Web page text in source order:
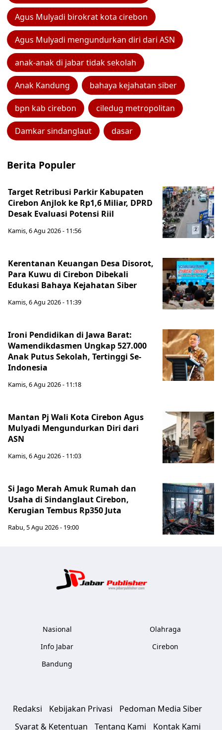
Agus Mulyadi birokrat kota cirebon
Agus Mulyadi mengundurkan diri dari ASN
anak-anak di jabar tidak sekolah
Anak Kandung bahaya kejahatan siber
bpn kab cirebon ciledug metropolitan
Damkar sindanglaut dasar
Berita Populer
Target Retribusi Parkir Kabupaten
Cirebon Anjlok ke Rp1,6 Miliar, DPRD
Desak Evaluasi Potensi Riil
Kamis, 6 Agu 2026 - 11:56
Kerentanan Keuangan Desa Disorot,
Para Kuwu di Cirebon Dibekali
Edukasi Bahaya Kejahatan Siber
Kamis, 6 Agu 2026 - 11:39
Ironi Pendidikan di Jawa Barat:
Wamendikdasmen Ungkap 527.000
Anak Putus Sekolah, Tertinggi Se-
Indonesia
Kamis, 6 Agu 2026 - 11:18
Mantan Pj Wali Kota Cirebon Agus
Mulyadi Mengundurkan Diri dari
ASN
Kamis, 6 Agu 2026 - 11:03
Si Jago Merah Amuk Rumah dan
Usaha di Sindanglaut Cirebon,
Kerugian Tembus Rp350 Juta
Rabu, 5 Agu 2026 - 19:00
Nasional
Info Jabar
Bandung
Olahraga
Cirebon
Redaksi Kebijakan Privasi
Pedoman Media Siber
Syarat & Ketentuan
Tentang Kami Kontak Kami